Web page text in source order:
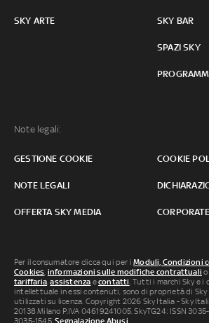
SKY ARTE SKY BAR
SPAZI SKY
Note legali:
GESTIONE COOKIE COOKIE
NOTE LEGALI
OFFERTA SKY MEDIA CORPORATE
Per il consumatore clicca qui per iModuli, Condizioni
Cookies, informazioni sulle modifiche contrattuali
tariffaria,assistenza econtatti. Tutti i marchi Sky e
intellettuale in essi contenuti, sono di proprietà di Sky
utilizzati su licenza. Copyright 2026 Sky Italia - Sky
20138 Milano P.IVA 04619241005. SkyTG24: ISSN
3035-1545.Segnalazione Abusi